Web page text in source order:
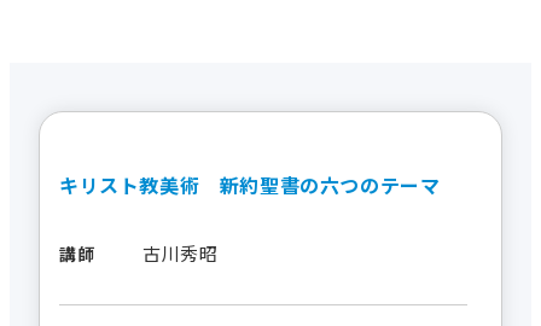
キリスト教美術 新約聖書の六つのテーマ
講師 古川秀昭